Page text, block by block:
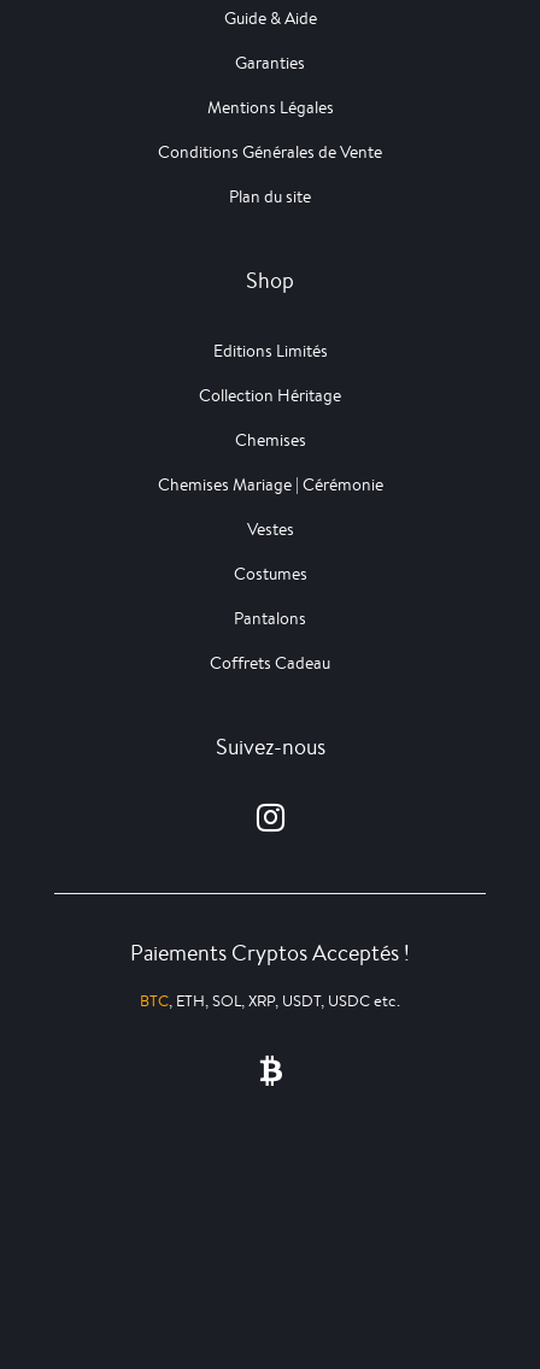
Guide & Aide
Garanties
Mentions Légales
Conditions Générales de Vente
Plan du site
Shop
Editions Limités
Collection Héritage
Chemises
Chemises Mariage | Cérémonie
Vestes
Costumes
Pantalons
Coffrets Cadeau
Suivez-nous
Paiements Cryptos Acceptés !
BTC, ETH, SOL, XRP, USDT, USDC etc.